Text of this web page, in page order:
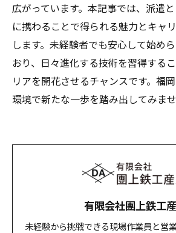
広がっています。本記事では、派遣
に携わることで得られる魅力とキャ
します。未経験者でも安心して始め
おり、日々進化する技術を習得する
リアを開花させるチャンスです。福
環境で新たな一歩を踏み出してみませ
有限会社團上鉄工
未経験から挑戦できる現場作業員と営